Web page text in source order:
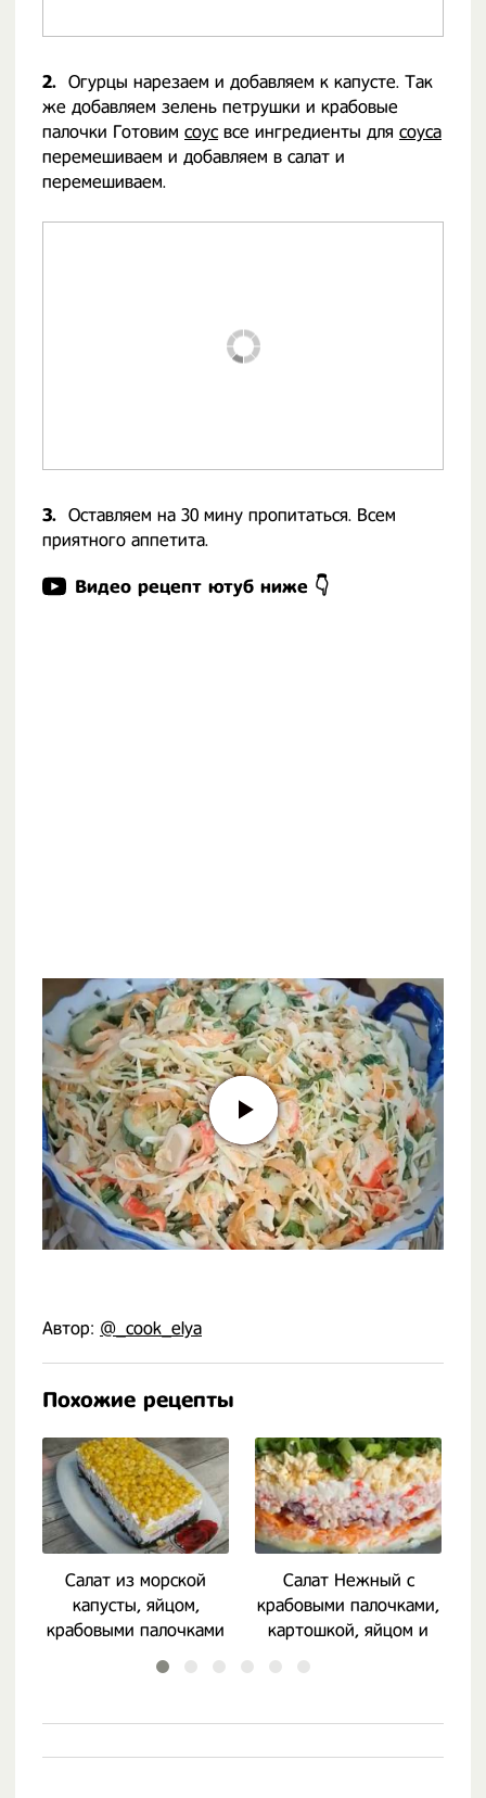
2. Огурцы нарезаем и добавляем к капусте. Так
же добавляем зелень петрушки и крабовые
палочки Готовим соус все ингредиенты для соуса
перемешиваем и добавляем в салат и
перемешиваем.
3. Оставляем на 30 мину пропитаться. Всем
приятного аппетита.
Видео рецепт ютуб ниже 👇
Автор: @_cook_elya
Похожие рецепты
Салат из морской
капусты, яйцом,
крабовыми палочками
и кукурузой
Салат Нежный с
крабовыми палочками,
картошкой, яйцом и